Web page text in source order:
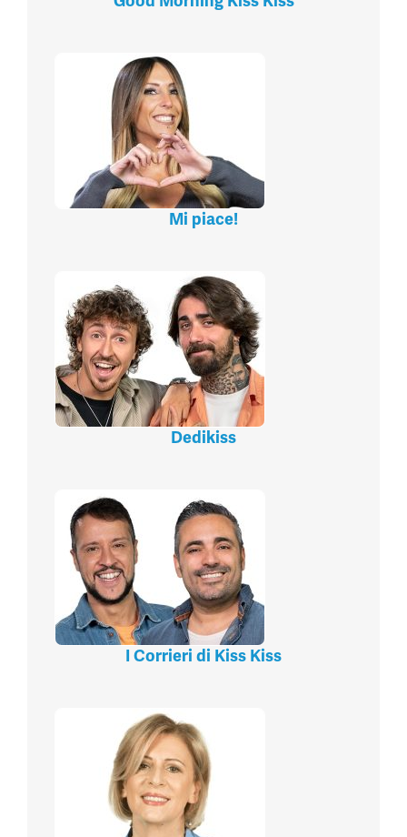
Mi piace!
Dedikiss
I Corrieri di Kiss Kiss